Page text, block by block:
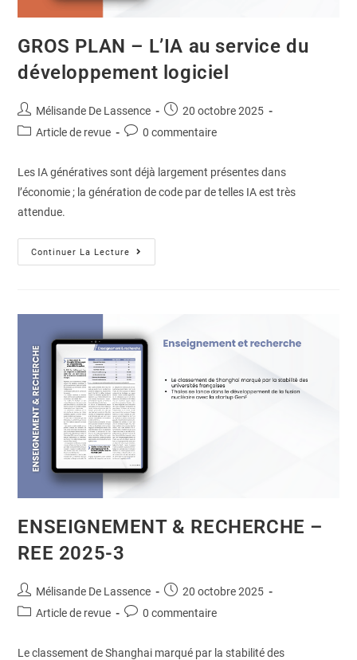
GROS PLAN – L’IA au service du
développement logiciel
Mélisande De Lassence
20 octobre 2025
Article de revue
0 commentaire
Les IA génératives sont déjà largement présentes dans
l’économie ; la génération de code par de telles IA est très
attendue.
Continuer La Lecture
ENSEIGNEMENT & RECHERCHE –
REE 2025-3
Mélisande De Lassence
20 octobre 2025
Article de revue
0 commentaire
Le classement de Shanghai marqué par la stabilité des